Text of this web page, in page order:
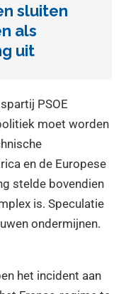
sluiten
als
uit
PSOE
moet worden
en de Europese
stelde bovendien
is. Speculatie
ondermijnen.
het incident aan